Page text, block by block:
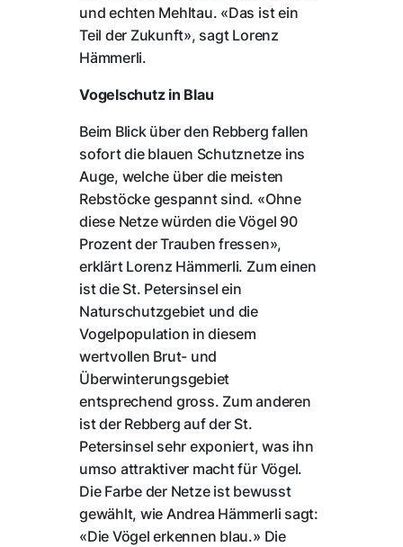
und echten Mehltau. «Das ist ein
Teil der Zukunft», sagt Lorenz
Hämmerli.
Vogelschutz in Blau
Beim Blick über den Rebberg fallen
sofort die blauen Schutznetze ins
Auge, welche über die meisten
Rebstöcke gespannt sind. «Ohne
diese Netze würden die Vögel 90
Prozent der Trauben fressen»,
erklärt Lorenz Hämmerli. Zum einen
ist die St. Petersinsel ein
Naturschutzgebiet und die
Vogelpopulation in diesem
wertvollen Brut- und
Überwinterungsgebiet
entsprechend gross. Zum anderen
ist der Rebberg auf der St.
Petersinsel sehr exponiert, was ihn
umso attraktiver macht für Vögel.
Die Farbe der Netze ist bewusst
gewählt, wie Andrea Hämmerli sagt:
«Die Vögel erkennen blau.» Die